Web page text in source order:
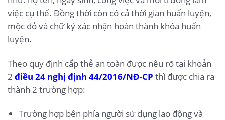
việc cụ thể. Đồng thời còn có cả thời gian huấn luyện,
mộc đỏ và chữ ký xác nhận hoàn thành khóa huấn
luyện.
Theo quy định cấp thẻ an toàn được nêu rõ tại khoản
2 điều 24 nghị định 44/2016/NĐ-CP thì được chia ra
thành 2 trường hợp:
Trường hợp bên phía người sử dụng lao động và